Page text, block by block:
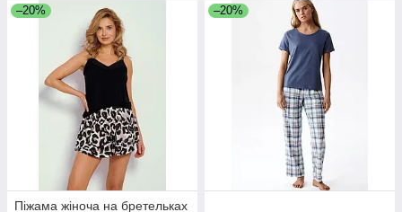
–20%
Піжама жіноча на бретельках
–20%